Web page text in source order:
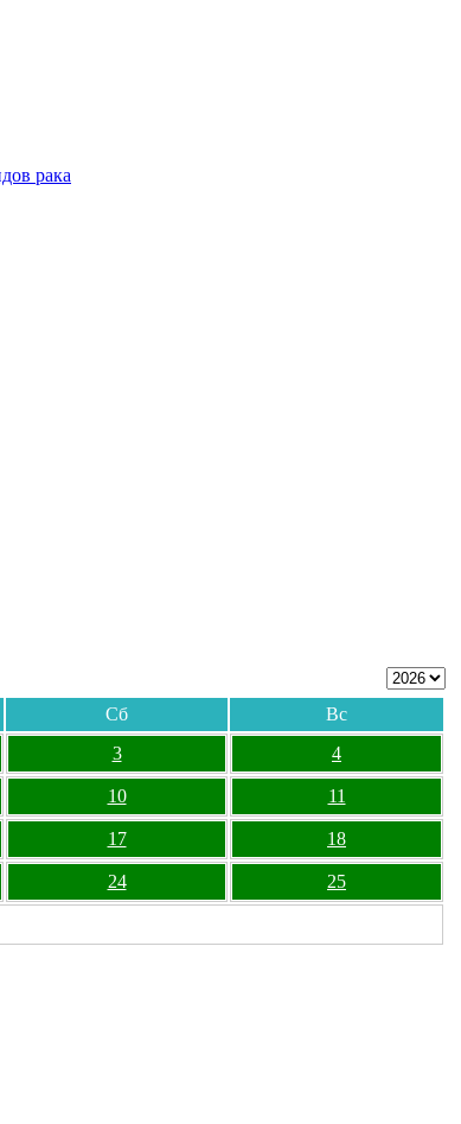
рака
Сб
Вс
3 4
10 11
17 18
24 25